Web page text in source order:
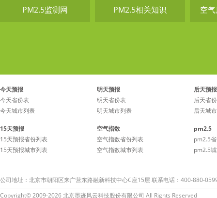
PM2.5监测网 PM2.5相关知识 空
今天预报
今天省份表
今天城市列表
明天预报
明天省份表
明天城市列表
后天预报
后天省
后天城
15天预报
15天预报省份列表
15天预报城市列表
空气指数
空气指数省份列表
空气指数城市列表
pm2.5
pm2.5
pm2.5
公司地址：北京市朝阳区来广营东路融新科技中心C座15层 联系电话：400-880-
Copyright© 2009-2026 北京墨迹风云科技股份有限公司 All Rights Reserved